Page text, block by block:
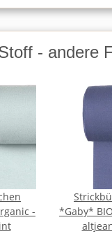
- andere
-
*Gaby*